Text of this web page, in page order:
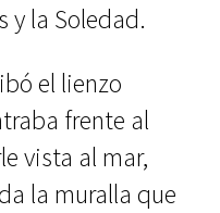
y la Soledad.
el lien­zo
fren­te al
vista al mar,
la mu­ralla que